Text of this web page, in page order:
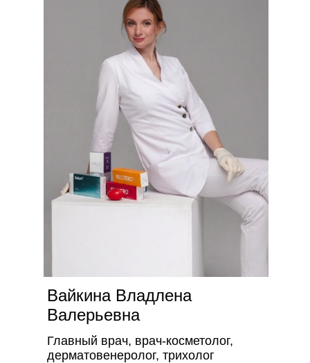
Главный врач, врач-косметолог,
дерматовенеролог, трихолог
Вайкина Владлена
Валерьевна